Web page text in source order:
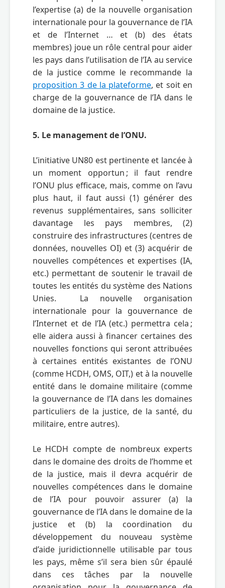
l’expertise (a) de la nouvelle organisation
internationale pour la gouvernance de l’IA
et de l’Internet … et (b) des états
membres) joue un rôle central pour aider
les pays dans l’utilisation de l’IA au service
proposition 3 de la plateforme, et soit en
charge de la gouvernance de l’IA dans le
domaine de la justice.
5. Le management de l’ONU.
L’initiative UN80 est pertinente et lancée à
un moment opportun ; il faut rendre
l’ONU plus efficace, mais, comme on l’avu
plus haut, il faut aussi (1) générer des
revenus supplémentaires, sans solliciter
davantage les pays membres, (2)
construire des infrastructures (centres de
données, nouvelles OI) et (3) acquérir de
nouvelles compétences et expertises (IA,
etc.) permettant de soutenir le travail de
toutes les entités du système des Nations
Unies.  La nouvelle organisation
internationale pour la gouvernance de
l’Internet et de l’IA (etc.) permettra cela ;
elle aidera aussi à financer certaines des
nouvelles fonctions qui seront attribuées
à certaines entités existantes de l’ONU
(comme HCDH, OMS, OIT,) et à la nouvelle
entité dans le domaine militaire (comme
la gouvernance de l’IA dans les domaines
particuliers de la justice, de la santé, du
militaire, entre autres).
Le HCDH compte de nombreux experts
dans le domaine des droits de l’homme et
de la justice, mais il devra acquérir de
nouvelles compétences dans le domaine
de l’IA pour pouvoir assurer (a) la
gouvernance de l’IA dans le domaine de la
justice et (b) la coordination du
développement du nouveau système
d’aide juridictionnelle utilisable par tous
les pays, même s’il sera bien sûr épaulé
dans ces tâches par la nouvelle